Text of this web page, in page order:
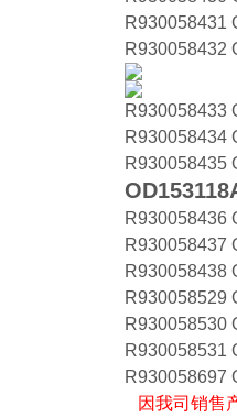
R930058431
R930058432
R930058433
R930058434
R930058435
R930058436
R930058437
R930058438
R930058529
R930058530
R930058531
R930058697
因我司销售